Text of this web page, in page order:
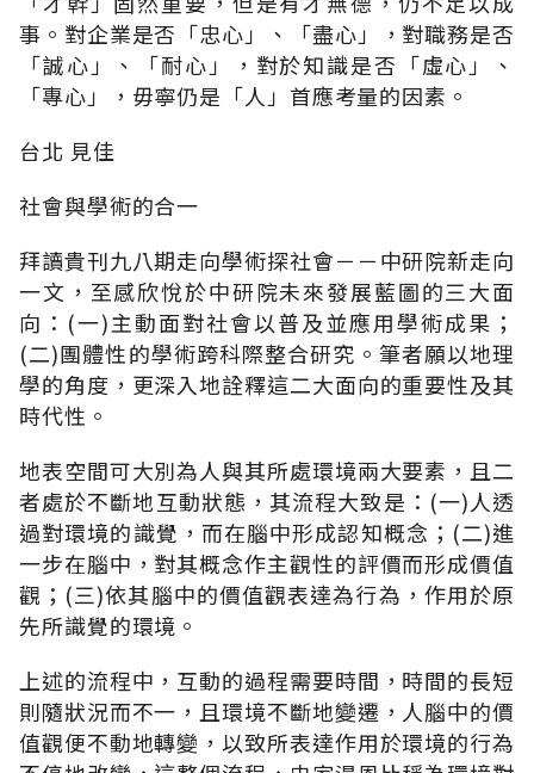
事。對企業是否「忠心」、「盡心」，對職務是否
「誠心」、「耐心」，對於知識是否「虛心」、
「專心」，毋寧仍是「人」首應考量的因素。
台北 見佳
社會與學術的合一
拜讀貴刊九八期走向學術探社會－－中研院新走向
一文，至感欣悅於中研院未來發展藍圖的三大面
向：(一)主動面對社會以普及並應用學術成果；
(二)團體性的學術跨科際整合研究。筆者願以地理
學的角度，更深入地詮釋這二大面向的重要性及其
時代性。
地表空間可大別為人與其所處環境兩大要素，且二
者處於不斷地互動狀態，其流程大致是：(一)人透
過對環境的識覺，而在腦中形成認知概念；(二)進
一步在腦中，對其概念作主觀性的評價而形成價值
觀；(三)依其腦中的價值觀表達為行為，作用於原
先所識覺的環境。
上述的流程中，互動的過程需要時間，時間的長短
則隨狀況而不一，且環境不斷地變遷，人腦中的價
值觀便不動地轉變，以致所表達作用於環境的行為